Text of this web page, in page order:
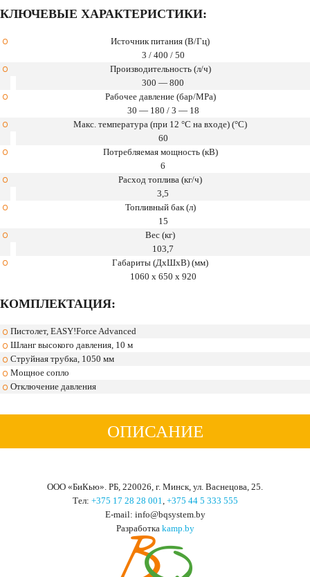
C
*EU-
КЛЮЧЕВЫЕ ХАРАКТЕРИСТИКИ:
Источник питания (В/Гц)
3 / 400 / 50
Производительность (л/ч)
300 — 800
Рабочее давление (бар/MPa)
30 — 180 / 3 — 18
Макс. температура (при 12 °C на входе) (°C)
60
Потребляемая мощность (кВ)
6
Расход топлива (кг/ч)
3,5
Топливный бак (л)
15
Вес (кг)
103,7
Габариты (ДхШхВ) (мм)
1060 x 650 x 920
КОМПЛЕКТАЦИЯ:
Пистолет, EASY!Force Advanced
Шланг высокого давления, 10 м
Струйная трубка, 1050 мм
Мощное сопло
Отключение давления
ОПИСАНИЕ
ООО «БиКью». РБ, 220026, г. Минск, ул. Васнецова, 25.
Тел: +375 17 28 28 001 +375 44 5 333 555
Е-mail: info@bqsystem.by
Разработка kamp.by